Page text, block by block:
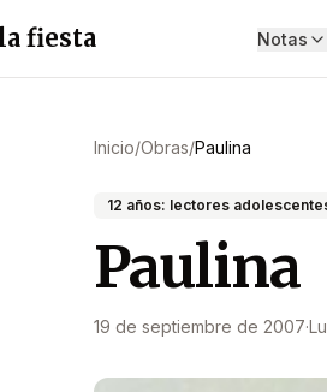
fiesta Notas
Inicio/Obras/Paulina
12 años: lectores
Paulina
19 de septiembre de 2007·